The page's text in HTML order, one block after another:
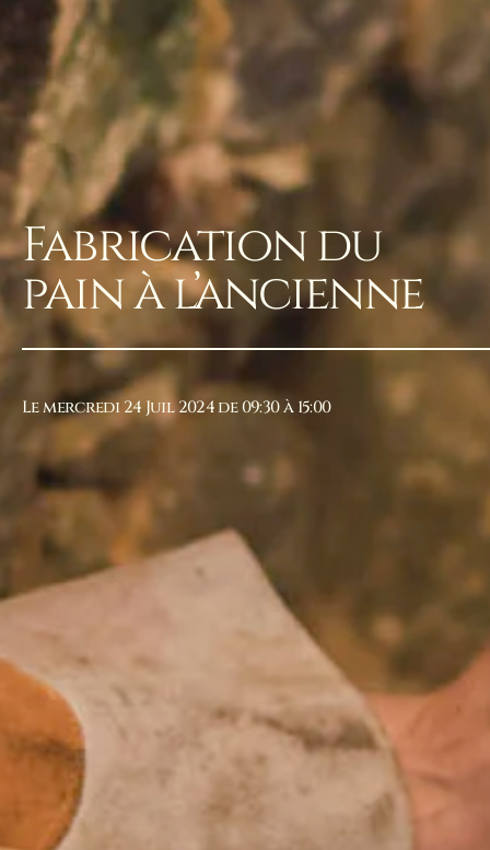
Fabrication du
pain à l’ancienne
Le mercredi 24 Juil 2024 de 09:30 à 15:00